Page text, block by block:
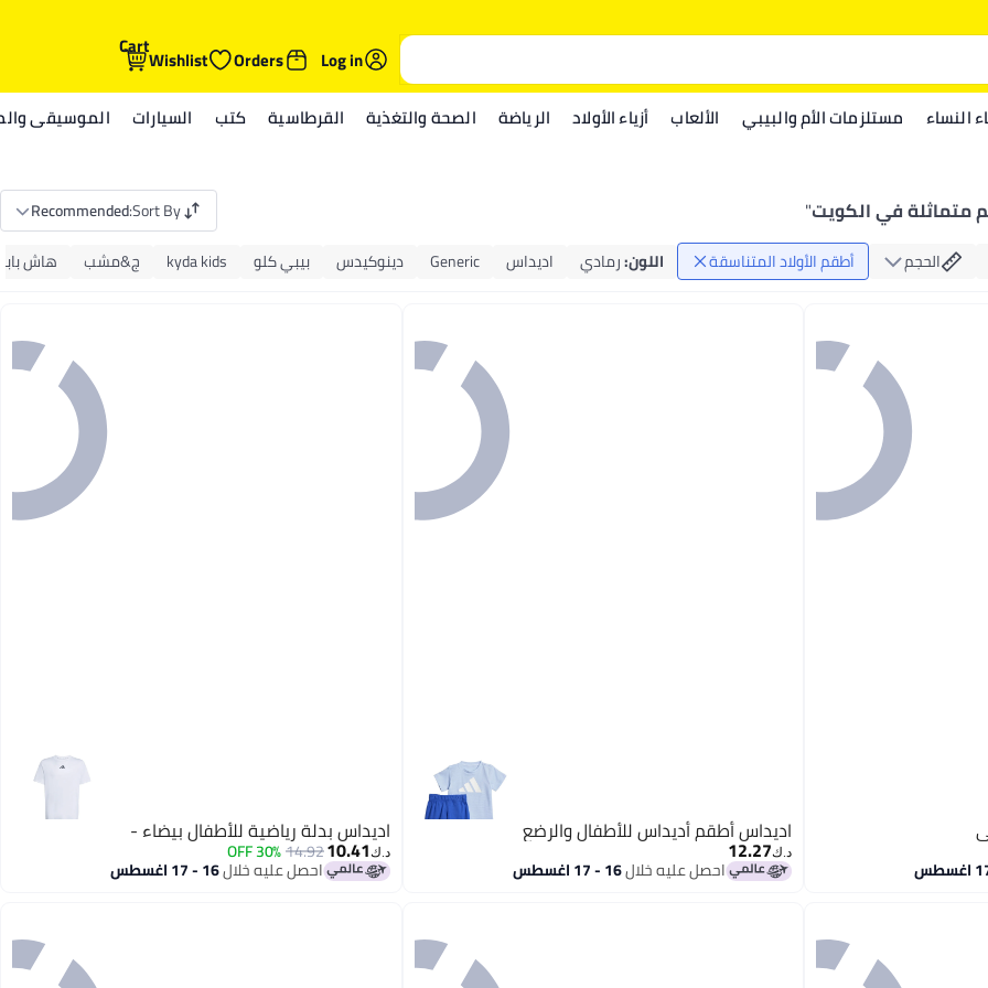
Log in
Orders
Wishlist
Cart
النساء مستلزمات الأم والبيبي الألعاب أزياء الأولاد الرياضة الصحة والتغذية القرطاسية كتب السيارات الموسيقى
متماثلة في الكويت"
Sort By
:
Recommended
الحجم أطقم الأولاد المتناسقة اللون:رمادي اديداس Generic دينوكيدس بيبي كلو kyda kids ج&مشب هاش
اديداس أطقم أديداس للأطفال والرضع
د.ك‏12.27
احصل عليه خلال16 - 17 اغسطس
اديداس بدلة رياضية للأطفال بيضاء -
د.ك‏10.41
14.92
30% OFF
احصل عليه خلال16 - 17 اغسطس